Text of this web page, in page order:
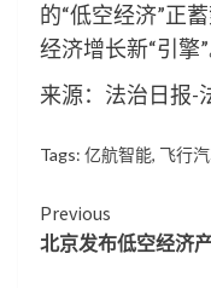
的“低空经济”正
经济增长新“引擎”
来源：法治日报-
Tags: 亿航智能, 飞行
Continue
Reading
Previous
北京发布低空经济